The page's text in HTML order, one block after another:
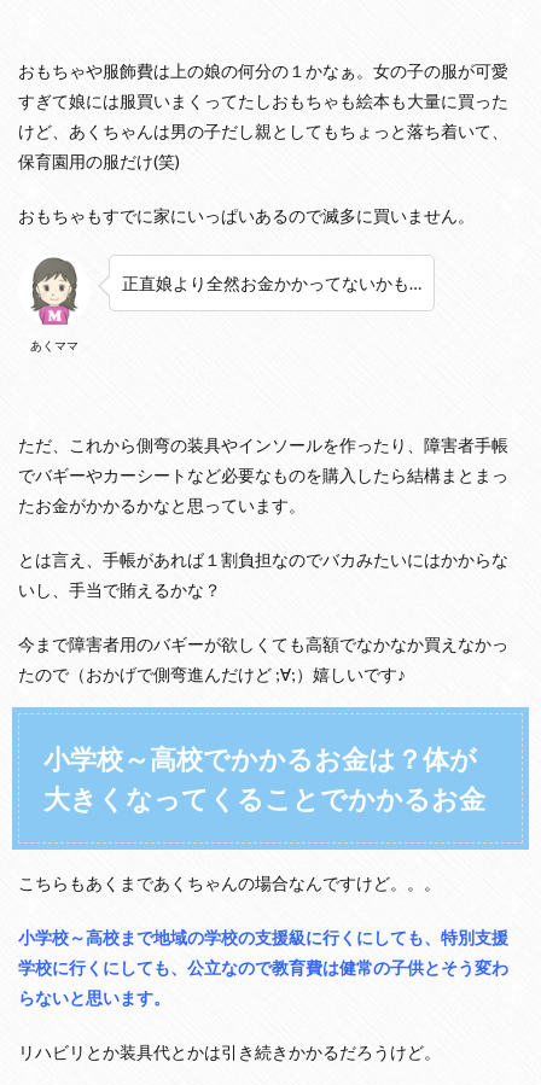
お
金
は
？
体
大
く
な
っ
て
く
か
か
お
3
障
が
る
子
大
人
に
な
時
金
事
：
害
おもちゃや服飾費は上の娘の何分の１かなぁ。女の子の服が可愛
すぎて娘には服買いまくってたしおもちゃも絵本も大量に買った
けど、あくちゃんは男の子だし親としてもちょっと落ち着いて、
保育園用の服だけ(笑)
おもちゃもすでに家にいっぱいあるので滅多に買いません。
あくママ
正直娘より全然お金かかってないかも…
ただ、これから側弯の装具やインソールを作ったり、障害者手帳
でバギーやカーシートなど必要なものを購入したら結構まとまっ
たお金がかかるかなと思っています。
とは言え、手帳があれば１割負担なのでバカみたいにはかからな
いし、手当で賄えるかな？
今まで障害者用のバギーが欲しくても高額でなかなか買えなかっ
たので（おかげで側弯進んだけど ;∀;）嬉しいです♪
小学校～高校でかかるお金は？体が
大きくなってくることでかかるお金
こちらもあくまであくちゃんの場合なんですけど。。。
小学校～高校まで地域の学校の支援級に行くにしても、特別支援
学校に行くにしても、公立なので教育費は健常の子供とそう変わ
らないと思います。
リハビリとか装具代とかは引き続きかかるだろうけど。